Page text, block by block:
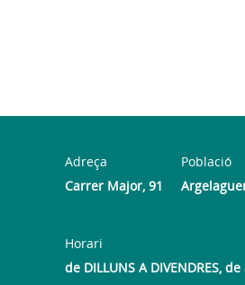
Adreça
Carrer Major, 91
Població
Horari
de DILLUNS A DIVENDRES,